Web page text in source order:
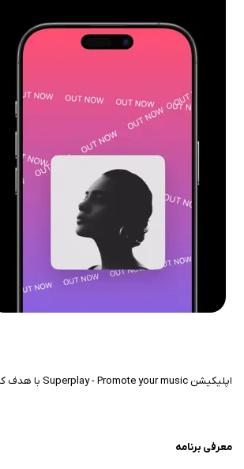
اپلیکیشن Superplay - Promote your music با هدف کمک به هنرمندان و تولیدکنندگان موسیقی طراحی شده و بستری ساده برای معرفی و انتشار آثار موسیقایی فراهم می‌کند.
معرفی برنامه